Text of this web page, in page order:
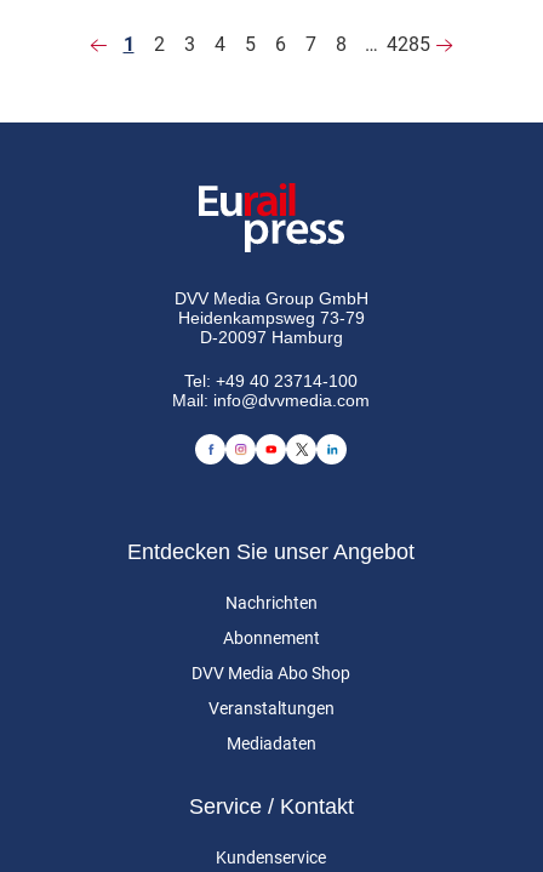
1 2 3 4 5 6 7 8 … 4285
DVV Media Group GmbH
Heidenkampsweg 73-79
D-20097 Hamburg
Tel:+49 40 23714-100
Mail: info@dvvmedia.com
Entdecken Sie unser Angebot
Nachrichten
Abonnement
DVV Media Abo Shop
Veranstaltungen
Mediadaten
Service / Kontakt
Kundenservice